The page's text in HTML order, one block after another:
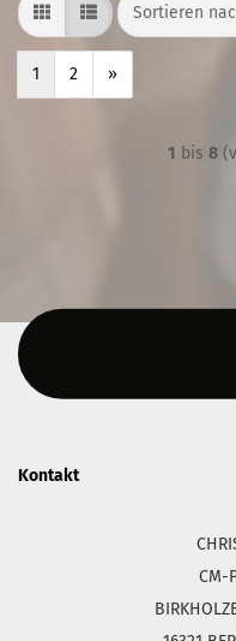
Sortieren
Sortieren
1 2 »
1 bis 8
Kontakt
CM-